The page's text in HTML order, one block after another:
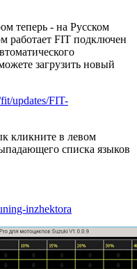
теперь - на Русском
работает FIT подключен
загрузить новый
updates/FIT-
кликните в левом
списка языков
inzhektora